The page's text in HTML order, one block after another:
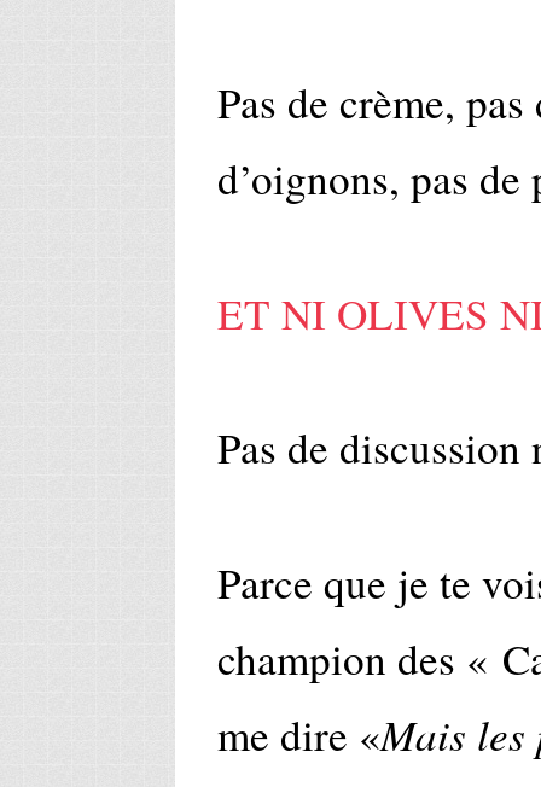
Pas de crème,
d’oignons, pas de
ET NI OLIVES
Pas de discussion
Parce que je te
champion des «
me dire «Mais